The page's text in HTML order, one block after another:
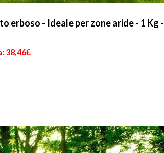
erboso - Ideale per zone aride - 1 Kg -
38,46€